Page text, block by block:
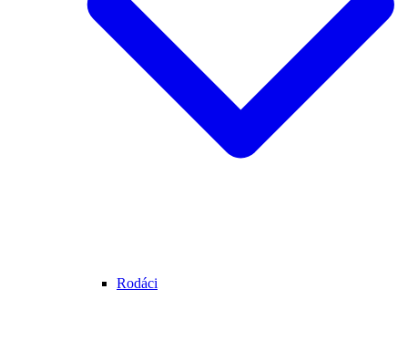
Rodáci